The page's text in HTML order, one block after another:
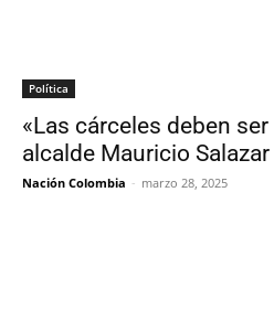
Política
«Las cárceles deben
alcalde Mauricio Salazar
Nación Colombia - marzo 28, 2025